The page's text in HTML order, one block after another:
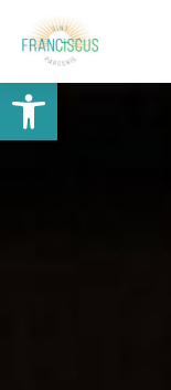
Toolbar openen